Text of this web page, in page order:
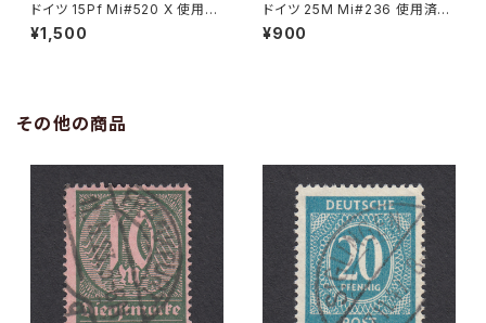
ドイツ 15Pf Mi#520 X 使用済
み切手｜PÖSSNECK 22.9.19
36
¥1,500
ドイツ 25M Mi#236 使用済み
切手｜BRESLAU 8.6.1923
¥900
その他の商品